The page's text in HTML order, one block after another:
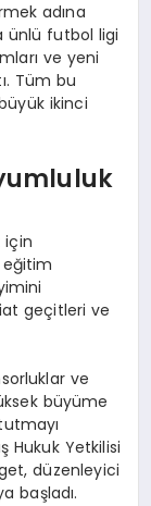
adına
ünlü futbol ligi
ve yeni
Tüm bu
ikinci
için
eğitim
geçitleri ve
ve
büyüme
Hukuk Yetkilisi
düzenleyici
başladı.